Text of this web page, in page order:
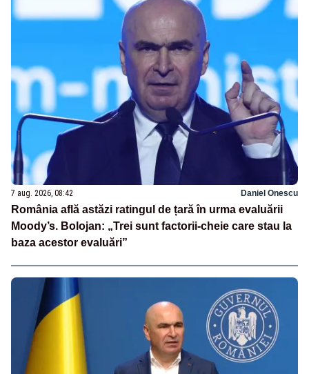
7 aug. 2026, 08:42 Daniel Onescu
România află astăzi ratingul de țară în urma evaluării
Moody’s. Bolojan: „Trei sunt factorii-cheie care stau la
baza acestor evaluări”